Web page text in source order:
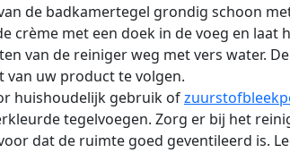
de badkamertegel grondig schoon
crème met een doek in de voeg en
van de reiniger weg met vers water.
uw product te volgen.
huishoudelijk gebruik of
tegelvoegen. Zorg er bij het
dat de ruimte goed geventileerd is.